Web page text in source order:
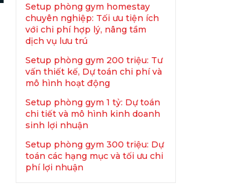
Setup phòng gym homestay
chuyên nghiệp: Tối ưu tiện ích
với chi phí hợp lý, nâng tầm
dịch vụ lưu trú
Setup phòng gym 200 triệu: Tư
vấn thiết kế, Dự toán chi phí và
mô hình hoạt động
Setup phòng gym 1 tỷ: Dự toán
chi tiết và mô hình kinh doanh
sinh lợi nhuận
Setup phòng gym 300 triệu: Dự
toán các hạng mục và tối ưu chi
phí lợi nhuận